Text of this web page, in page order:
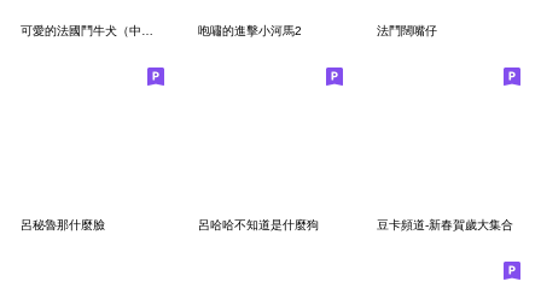
咆嘯的進擊小河馬2 法鬥闊嘴仔
呂秘魯那什麼臉 呂哈哈不知道是什麼狗 豆卡頻道-新春賀歲大集合